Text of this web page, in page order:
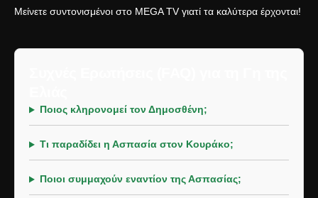
Μείνετε συντονισμένοι στο MEGA TV γιατί τα καλύτερα έρχονται!
Ποιος κληρονομεί τον Δημοσθένη;
Τι παραδίδει η Ασπασία στον Κουράκο;
Ποιοι συμμαχούν εναντίον της Ασπασίας;